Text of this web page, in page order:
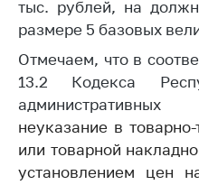
Сообщить о росте
цен на товары
Сообщить о росте
цен на лекарства
медицинские
изделия
Контакты
Адрес и режим
тыс. рублей, на
размере 5 базовых
Отмечаем, что в
13.2 Кодекса
неуказание в
или товарной
установлением цен